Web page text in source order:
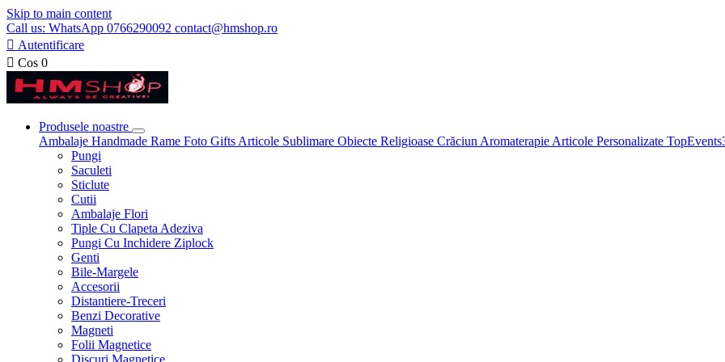
Skip to main content
Call us: WhatsApp 0766290092 contact@hmshop.ro
 Autentificare
 Cos 0
Produsele noastre
Ambalaje Handmade Rame Foto Gifts Articole Sublimare Obiecte Religioase Crăciun Aromaterapie Articole Personalizate
Pungi
Saculeti
Sticlute
Cutii
Ambalaje Flori
Tiple Cu Clapeta Adeziva
Pungi Cu Inchidere Ziplock
Genti
Bile-Margele
Accesorii
Distantiere-Treceri
Benzi Decorative
Magneti
Folii Magnetice
Discuri Magnetice